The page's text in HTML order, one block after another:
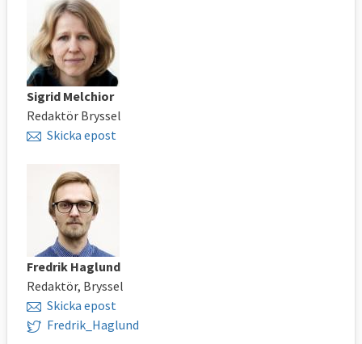
Sigrid Melchior
Redaktör Bryssel
Skicka epost
Fredrik Haglund
Redaktör, Bryssel
Skicka epost
Fredrik_Haglund